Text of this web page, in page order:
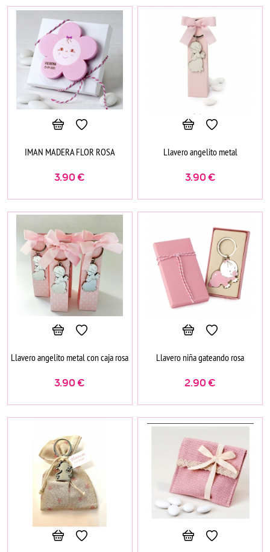
IMAN MADERA FLOR ROSA
3.90€
Llavero angelito metal
3.90€
Llavero angelito metal con caja rosa
3.90€
Llavero niña gateando rosa
2.90€